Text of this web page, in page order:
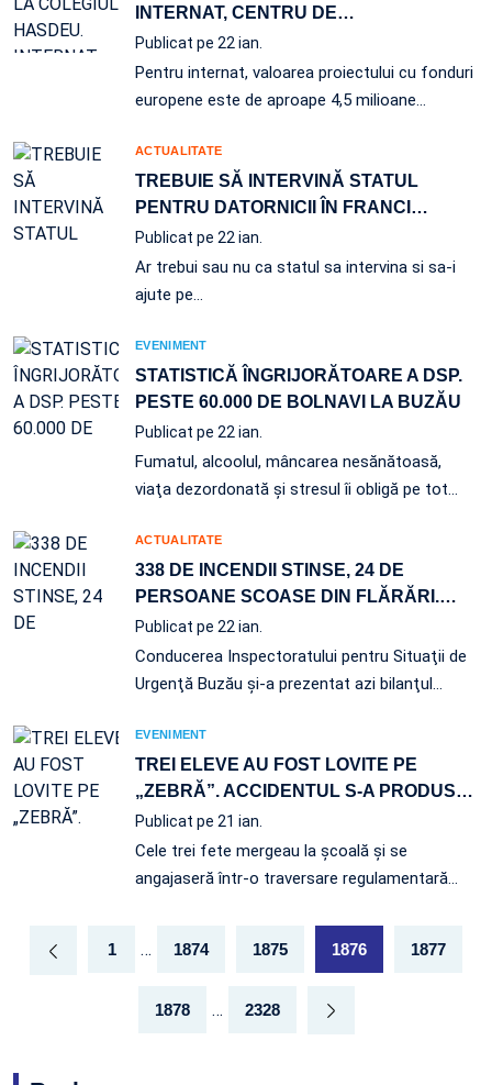
INTERNAT, CENTRU DE…
Publicat pe 22 ian.
Pentru internat, valoarea proiectului cu fonduri
europene este de aproape 4,5 milioane…
ACTUALITATE
TREBUIE SĂ INTERVINĂ STATUL
PENTRU DATORNICII ÎN FRANCI …
Publicat pe 22 ian.
Ar trebui sau nu ca statul sa intervina si sa-i
ajute pe…
EVENIMENT
STATISTICĂ ÎNGRIJORĂTOARE A DSP.
PESTE 60.000 DE BOLNAVI LA BUZĂU
Publicat pe 22 ian.
Fumatul, alcoolul, mâncarea nesănătoasă,
viaţa dezordonată şi stresul îi obligă pe tot…
ACTUALITATE
338 DE INCENDII STINSE, 24 DE
PERSOANE SCOASE DIN FLĂRĂRI.…
Publicat pe 22 ian.
Conducerea Inspectoratului pentru Situaţii de
Urgenţă Buzău şi-a prezentat azi bilanţul…
EVENIMENT
TREI ELEVE AU FOST LOVITE PE
„ZEBRĂ”. ACCIDENTUL S-A PRODUS…
Publicat pe 21 ian.
Cele trei fete mergeau la şcoală şi se
angajaseră într-o traversare regulamentară…
1 … 1874 1875 1876 1877
1878 … 2328